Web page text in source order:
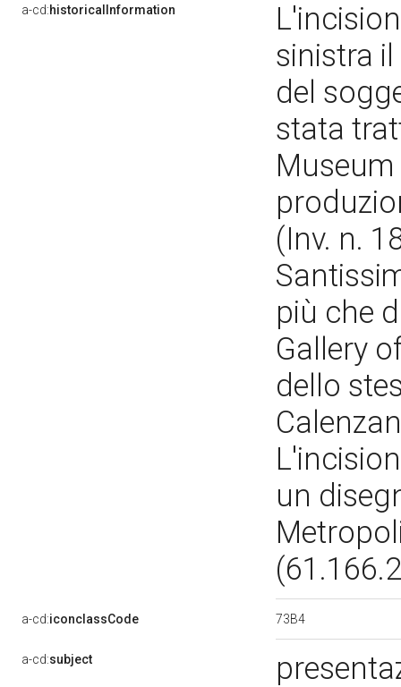
a-cd:historicalInformation
sinistra
del
stata
(Inv. n.
più che
Gallery
dello
un
a-cd:iconclassCode 73B4
a-cd:subject